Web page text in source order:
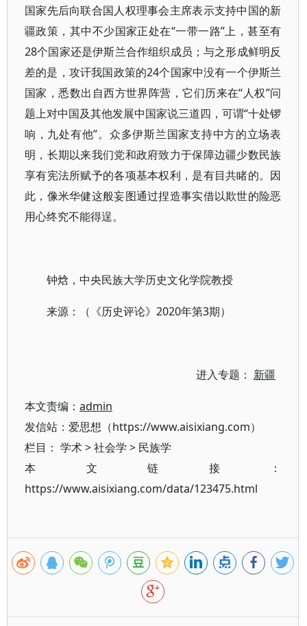
国家先后向联合国人权理事会主席表示支持中国的新
疆政策，其中不少国家正处在“一带一路”上，甚至有
28个国家还是伊斯兰合作组织成员；与之形成鲜明反
差的是，攻讦我国政策的24个国家中没有一个伊斯兰
国家，悉数出自西方世界阵营，它们历来在“人权”问
题上对中国及其他发展中国家说三道四，可谓“十处锣
响，九处有他”。众多伊斯兰国家支持中方的立场表
明，长期以来我们党和政府致力于保障边疆少数民族
享有宪法所赋予的各项基本权利，是有目共睹的。因
此，像米华健这般妄图通过捏造事实借以欺世的险恶
用心终究不能得逞。
钟焓，中央民族大学历史文化学院教授
来源：（《历史评论》2020年第3期）
进入专题： 新疆
本文责编： admin
发信站：爱思想（https://www.aisixiang.com）
栏目： 学术>社会学 > 民族学
本文链接：
https://www.aisixiang.com/data/123475.html